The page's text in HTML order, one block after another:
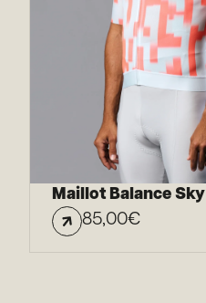
Maillot Balance Sky
85,00€